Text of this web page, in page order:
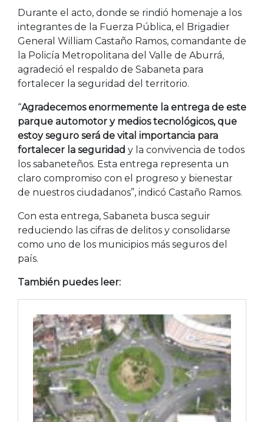
Durante el acto, donde se rindió homenaje a los
integrantes de la Fuerza Pública, el Brigadier
General William Castaño Ramos, comandante de
la Policía Metropolitana del Valle de Aburrá,
agradeció el respaldo de Sabaneta para
fortalecer la seguridad del territorio.
“Agradecemos enormemente la entrega de este
parque automotor y medios tecnológicos, que
estoy seguro será de vital importancia para
fortalecer la seguridad y la convivencia de todos
los sabaneteños. Esta entrega representa un
claro compromiso con el progreso y bienestar
de nuestros ciudadanos”, indicó Castaño Ramos.
Con esta entrega, Sabaneta busca seguir
reduciendo las cifras de delitos y consolidarse
como uno de los municipios más seguros del
país.
También puedes leer: